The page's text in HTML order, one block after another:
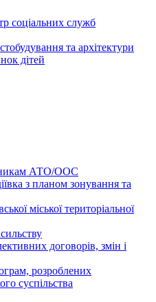
соціальних служб
та архітектури
дітей
АТО/ООС
з планом зонування та
міської територіальної
договорів, змін і
розроблених
суспільства